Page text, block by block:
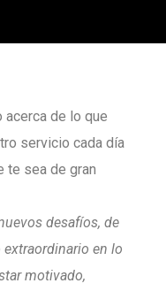
de lo que
servicio cada día
te sea de gran
desafíos, de
en lo
motivado,